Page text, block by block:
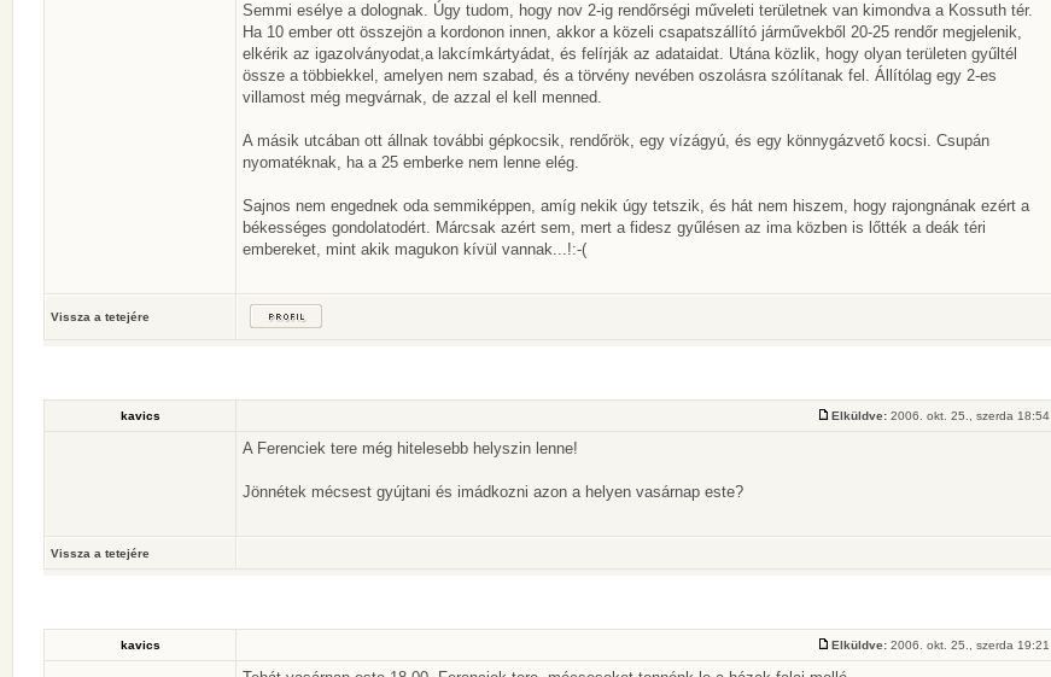
Semmi esélye a dolognak. Úgy tudom, hogy nov 2-ig rendőrségi műveleti területnek van kimondva a Kossuth tér.
Ha 10 ember ott összejön a kordonon innen, akkor a közeli csapatszállító járművekből 20-25 rendőr megjelenik,
elkérik az igazolványodat,a lakcímkártyádat, és felírják az adataidat. Utána közlik, hogy olyan területen gyűltél
össze a többiekkel, amelyen nem szabad, és a törvény nevében oszolásra szólítanak fel. Állítólag egy 2-es
villamost még megvárnak, de azzal el kell menned.
A másik utcában ott állnak további gépkocsik, rendőrök, egy vízágyú, és egy könnygázvető kocsi. Csupán
nyomatéknak, ha a 25 emberke nem lenne elég.
Sajnos nem engednek oda semmiképpen, amíg nekik úgy tetszik, és hát nem hiszem, hogy rajongnának ezért a
békességes gondolatodért. Márcsak azért sem, mert a fidesz gyűlésen az ima közben is lőtték a deák téri
embereket, mint akik magukon kívül vannak...!:-(
Vissza a tetejére
kavics Elküldve: 2006. okt. 25., szerda 18:54
A Ferenciek tere még hitelesebb helyszin lenne!
Jönnétek mécsest gyújtani és imádkozni azon a helyen vasárnap este?
Vissza a tetejére
kavics Elküldve: 2006. okt. 25., szerda 19:21